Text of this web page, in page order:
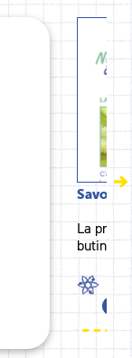
Savoir
La